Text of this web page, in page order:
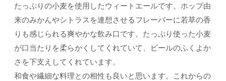
たっぷりの小麦を使用したウィートエールです。ホップ由
来のみかんやシトラスを連想させるフレーバーに若草の香
りも感じられる爽やかな飲み口です。たっぷり使った小麦
が口当たりを柔らかくしてくれていて、ビールのふくよか
さを下支えしてくれています。
和食や繊細な料理との相性も良いと思います。これからの